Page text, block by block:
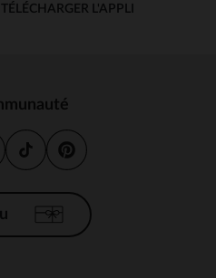
TÉLÉCHARGER L'APPLI